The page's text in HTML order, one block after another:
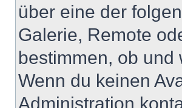
über eine der
Galerie, Remote
bestimmen, ob und
Wenn du keinen
Administration